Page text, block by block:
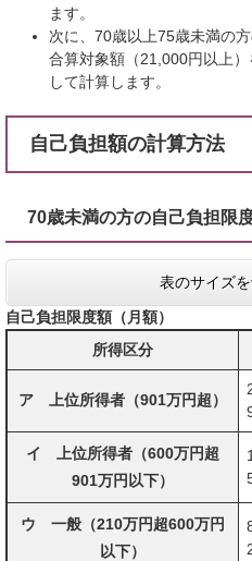
ます。
次に、70歳以上75歳未満の
合算対象額（21,000円以上
して計算します。
自己負担額の計算方法
70歳未満の方の自己負担限
表のサイズ
自己負担限度額（月額）
所得区分
ア 上位所得者（901万円超）
イ 上位所得者（600万円超
901万円以下）
ウ 一般（210万円超600万円
以下）